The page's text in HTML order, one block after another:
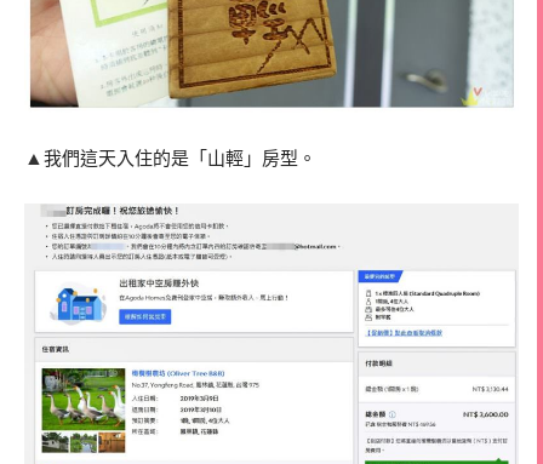
▲我們這天入住的是「山輕」房型。